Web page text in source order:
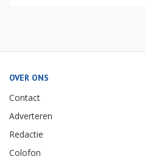
OVER ONS
Contact
Adverteren
Redactie
Colofon